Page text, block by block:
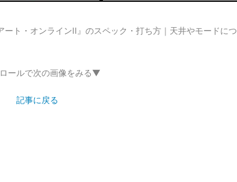
ト・オンラインII』のスペック・打ち方｜天井やモードにつ
ールで次の画像をみる▼
記事に戻る